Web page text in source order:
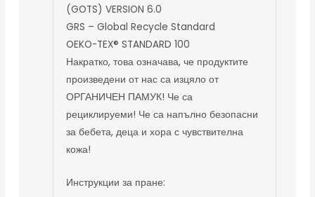
(GOTS) VERSION 6.0
GRS – Global Recycle Standard
OEKO-TEX® STANDARD 100
Накратко, това означава, че продуктите
произведени от нас са изцяло от
ОРГАНИЧЕН ПАМУК! Че са
рециклируеми! Че са напълно безопасни
за бебета, деца и хора с чувствителна
кожа!
Инструкции за пране: